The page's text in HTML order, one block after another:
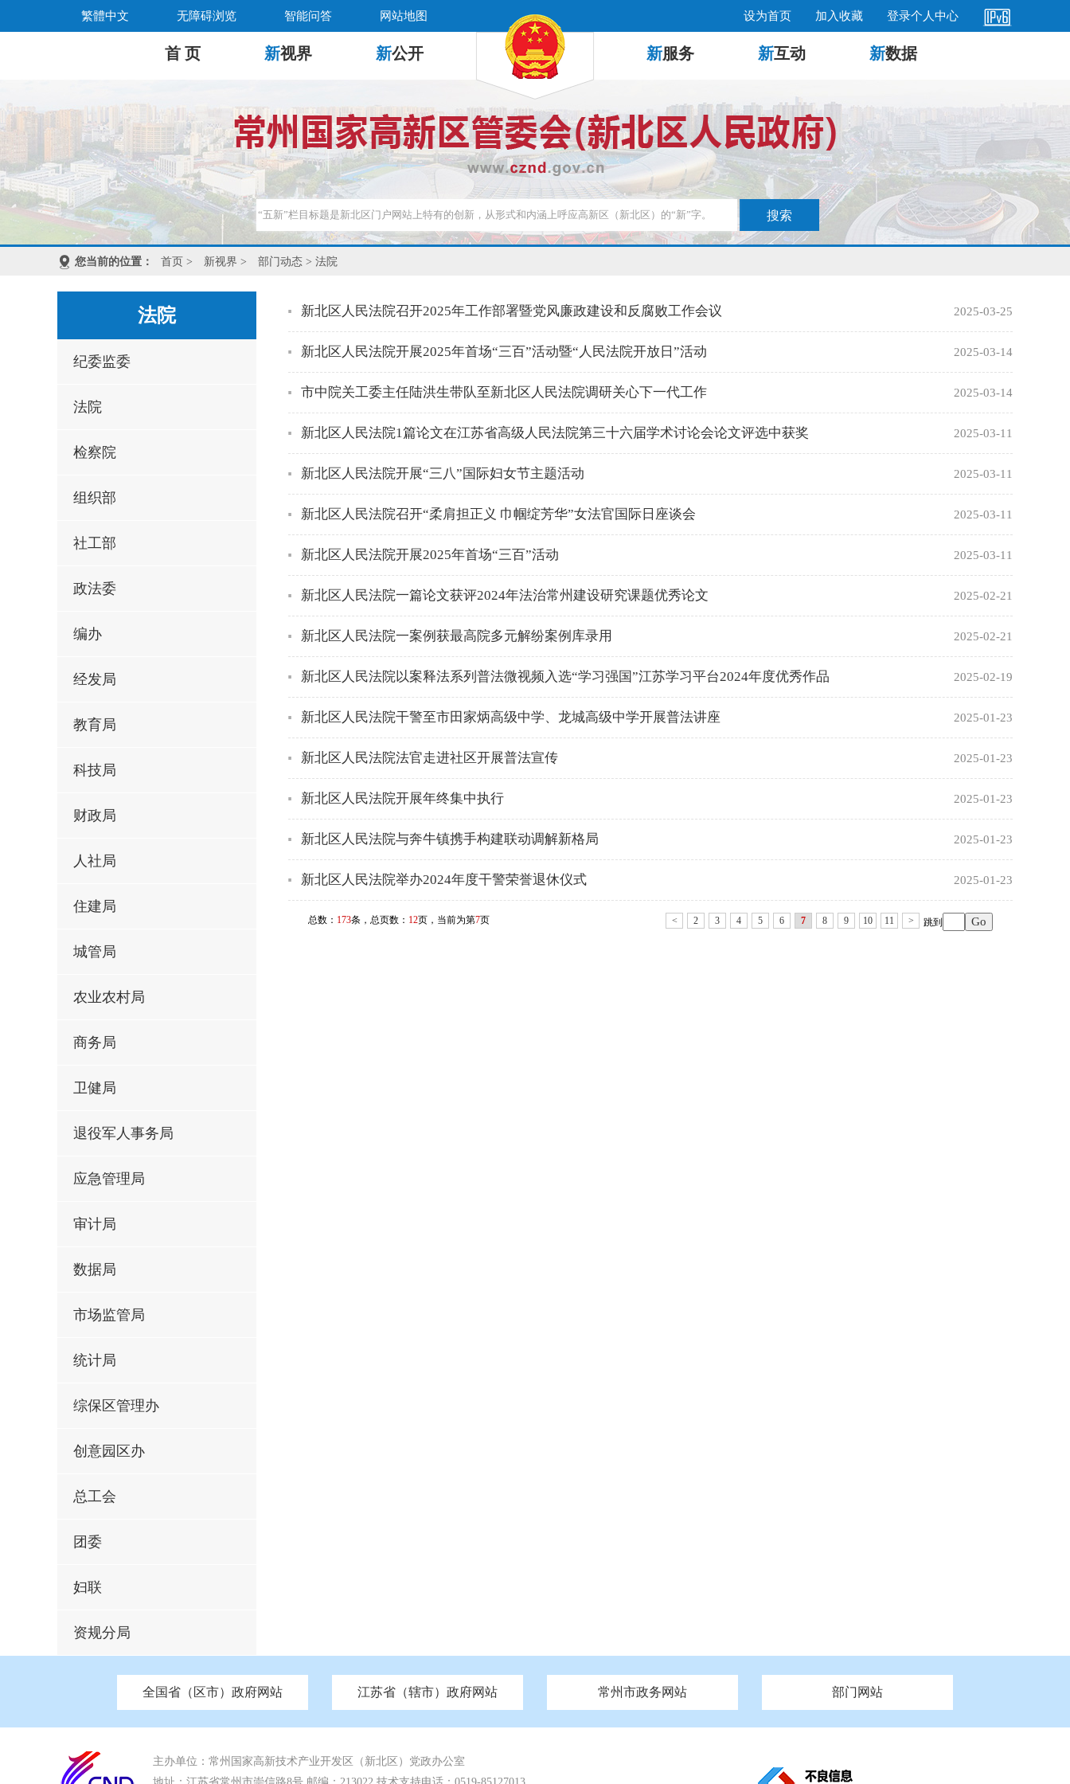
繁體中文 无障碍浏览 智能问答 网站地图 设为首页 加入收藏 登录个人中心
首 页 新视界 新公开 新服务 新互动 新数据
您当前的位置： 首页 > 新视界 > 部门动态 > 法院
法院
纪委监委
法院
检察院
组织部
社工部
政法委
编办
经发局
教育局
科技局
财政局
人社局
住建局
城管局
农业农村局
商务局
卫健局
退役军人事务局
应急管理局
审计局
数据局
市场监管局
统计局
综保区管理办
创意园区办
总工会
团委
妇联
资规分局
新北区人民法院召开2025年工作部署暨党风廉政建设和反腐败工作会议 2025-03-25
新北区人民法院开展2025年首场“三百”活动暨“人民法院开放日”活动 2025-03-14
市中院关工委主任陆洪生带队至新北区人民法院调研关心下一代工作 2025-03-14
新北区人民法院1篇论文在江苏省高级人民法院第三十六届学术讨论会论文评选中获奖 2025-03-11
新北区人民法院开展“三八”国际妇女节主题活动 2025-03-11
新北区人民法院召开“柔肩担正义 巾帼绽芳华”女法官国际日座谈会 2025-03-11
新北区人民法院开展2025年首场“三百”活动 2025-03-11
新北区人民法院一篇论文获评2024年法治常州建设研究课题优秀论文 2025-02-21
新北区人民法院一案例获最高院多元解纷案例库录用 2025-02-21
新北区人民法院以案释法系列普法微视频入选“学习强国”江苏学习平台2024年度优秀作品 2025-02-19
新北区人民法院干警至市田家炳高级中学、龙城高级中学开展普法讲座 2025-01-23
新北区人民法院法官走进社区开展普法宣传 2025-01-23
新北区人民法院开展年终集中执行 2025-01-23
新北区人民法院与奔牛镇携手构建联动调解新格局 2025-01-23
新北区人民法院举办2024年度干警荣誉退休仪式 2025-01-23
总数： 173条，总页数： 12页，当前为第7页 < 2 3 4 5 6 7 8 9 10 11 > 跳到
全国省（区市）政府网站
北京 天津 重庆 河南 河北 山西 辽宁 吉林 黑龙江 上海 山东 江苏 浙江 安徽 福建 江西 河南 湖北
江苏省（辖市）政府网站
中国江苏 南京市政府 苏州市政府 无锡市政府 常州市政府 徐州市政府 镇江市政府 扬州市政府 泰州市政府 盐城市政府
常州市政务网站
市发改委 市工信局 市教育局 市科技局 市民族宗教事务局 市公安局 市民政局 市司法局 市财政局 市人社局 市自然资源和规划局
市应急管理局 市审计局 市外事办 市生态环境局 市城管局
部门网站
区人大 区政协 纪委监委 检察院 组织部
主办单位：常州国家高新技术产业开发区（新北区）党政办公室